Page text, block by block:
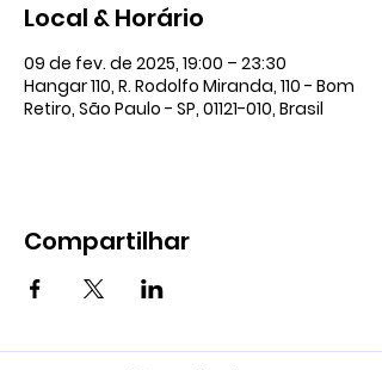
Local & Horário
09 de fev. de 2025, 19:00 – 23:30
Hangar 110, R. Rodolfo Miranda, 110 - Bom
Retiro, São Paulo - SP, 01121-010, Brasil
Compartilhar